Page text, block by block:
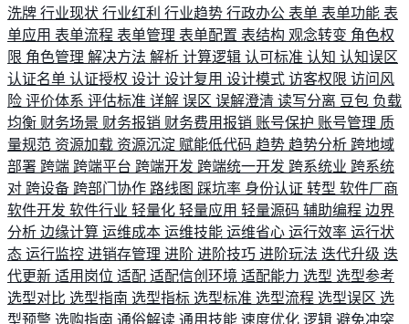
洗牌 行业现状 行业红利 行业趋势 行政办公 表单 表单功能 表
单应用 表单流程 表单管理 表单配置 表结构 观念转变 角色权
限 角色管理 解决方法 解析 计算逻辑 认可标准 认知 认知误区
认证名单 认证授权 设计 设计复用 设计模式 访客权限 访问风
险 评价体系 评估标准 详解 误区 误解澄清 读写分离 豆包 负载
均衡 财务场景 财务报销 财务费用报销 账号保护 账号管理 质
量规范 资源加载 资源沉淀 赋能低代码 趋势 趋势分析 跨地域
部署 跨端 跨端平台 跨端开发 跨端统一开发 跨系统业 跨系统
对 跨设备 跨部门协作 路线图 踩坑率 身份认证 转型 软件厂商
软件开发 软件行业 轻量化 轻量应用 轻量源码 辅助编程 边界
分析 边缘计算 运维成本 运维技能 运维省心 运行效率 运行状
态 运行监控 进销存管理 进阶 进阶技巧 进阶玩法 迭代升级 迭
代更新 适用岗位 适配 适配信创环境 适配能力 选型 选型参考
选型对比 选型指南 选型指标 选型标准 选型流程 选型误区 选
型预警 选购指南 通俗解读 通用技能 速度优化 逻辑 避免冲突